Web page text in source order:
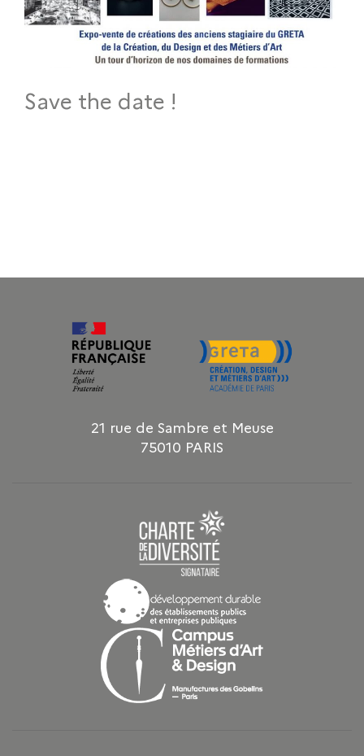
Save the date !
21 rue de Sambre et Meuse
75010 PARIS